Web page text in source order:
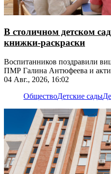
В столичном детском
книжки-раскраски
Воспитанников поздравили
ПМР Галина Антюфеева и
04 Авг., 2026, 16:02
ОбществоДетские сады